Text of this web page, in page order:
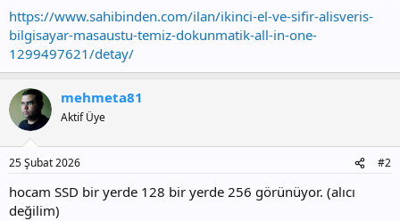
a
n
h
i
https://www.sahibinden.com/ilan/ikinci-el-ve-sifir-alisveris-
bilgisayar-masaustu-temiz-dokunmatik-all-in-one-
1299497621/detay/
mehmeta81
Aktif Üye
25 Şubat 2026 #2
hocam SSD bir yerde 128 bir yerde 256 görünüyor. (alıcı
değilim)